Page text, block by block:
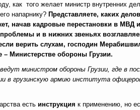
как того желает министр внутренних
напарнику? Представляете, каких
начав кадровые перестановки в
и в нижних звеньях
верить слухам, господин
Министерстве обороны Грузии.
министром обороны Грузии, где в
в грузинскую армию института
есть инструкция к применению, но